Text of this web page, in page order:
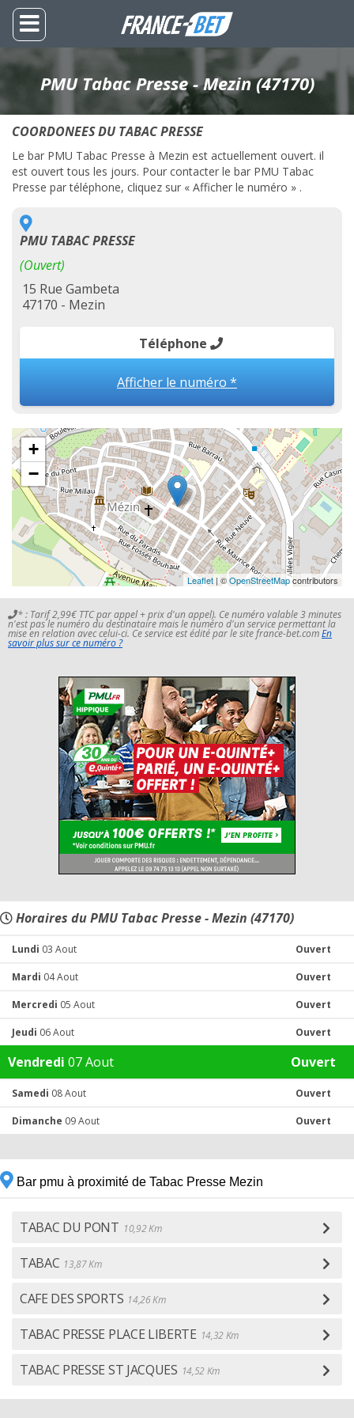
PMU Tabac Presse - Mezin (47170)
COORDONEES DU TABAC PRESSE
Le bar PMU Tabac Presse à Mezin est actuellement ouvert. il
est ouvert tous les jours. Pour contacter le bar PMU Tabac
Presse par téléphone, cliquez sur « Afficher le numéro » .
PMU TABAC PRESSE
(Ouvert)
15 Rue Gambeta
47170 - Mezin
Téléphone
Afficher le numéro *
+
−
Leaflet | ©OpenStreetMapcontributors
* : Tarif 2,99€ TTC par appel + prix d'un appel). Ce numéro valable 3 minutes
n'est pas le numéro du destinataire mais le numéro d'un service permettant la
mise en relation avec celui-ci. Ce service est édité par le site france-bet.comEn
savoir plus sur ce numéro ?
Horaires du PMU Tabac Presse - Mezin (47170)
Lundi 03 Aout Ouvert
Mardi 04 Aout Ouvert
Mercredi 05 Aout Ouvert
Jeudi 06 Aout Ouvert
Vendredi 07 Aout Ouvert
Samedi 08 Aout Ouvert
Dimanche 09 Aout Ouvert
Bar pmu à proximité de Tabac Presse Mezin
TABAC DU PONT 10,92 Km
TABAC 13,87 Km
CAFE DES SPORTS 14,26 Km
TABAC PRESSE PLACE LIBERTE 14,32 Km
TABAC PRESSE ST JACQUES 14,52 Km